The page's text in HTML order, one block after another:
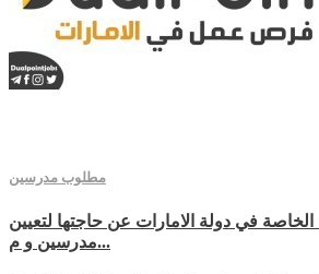
مطلوب مدرسين
الخاصة في دولة الامارات عن حاجتها لتعيين
مدرسين و م...